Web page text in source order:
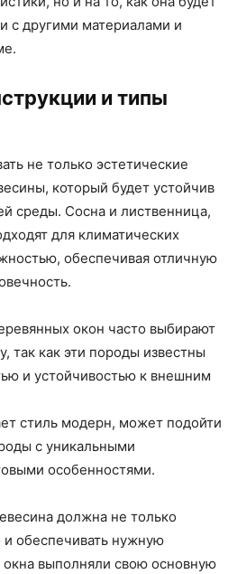
с другими материалами и
и типы
не только эстетические
который будет устойчив
среды. Сосна и лиственница,
для климатических
обеспечивая отличную
окон часто выбирают
так как эти породы известны
и устойчивостью к внешним
стиль модерн, может подойти
с уникальными
особенностями.
должна не только
обеспечивать нужную
выполняли свою основную